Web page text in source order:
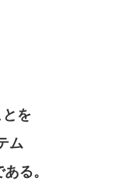
を
ム
る。